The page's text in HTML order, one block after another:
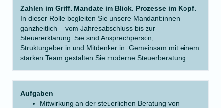
Zahlen im Griff. Mandate im Blick. Prozesse im Kopf.
In dieser Rolle begleiten Sie unsere Mandant:innen
ganzheitlich – vom Jahresabschluss bis zur
Steuererklärung. Sie sind Ansprechperson,
Strukturgeber:in und Mitdenker:in. Gemeinsam mit einem
starken Team gestalten Sie moderne Steuerberatung.
Aufgaben
Mitwirkung an der steuerlichen Beratung von